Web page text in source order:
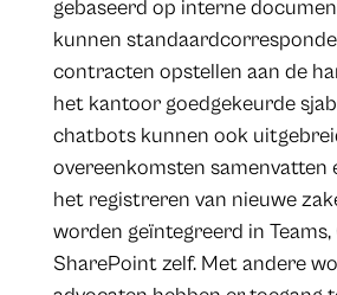
gebaseerd op interne
kunnen
contracten opstellen aan de
het kantoor goedgekeurde
chatbots kunnen ook
overeenkomsten samenvatten
het registreren van nieuwe
worden geïntegreerd in
SharePoint zelf. Met andere